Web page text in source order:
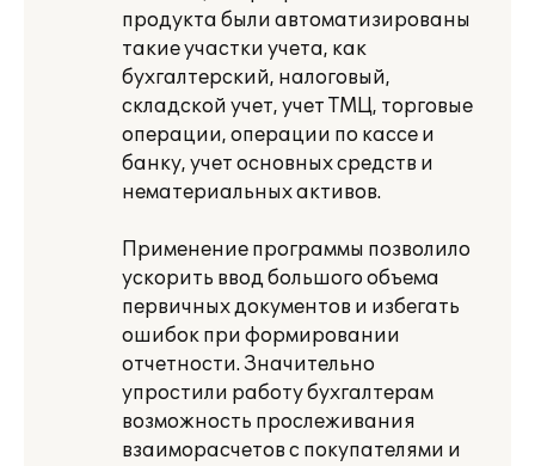
продукта были автоматизированы
такие участки учета, как
бухгалтерский, налоговый,
складской учет, учет ТМЦ, торговые
операции, операции по кассе и
банку, учет основных средств и
нематериальных активов.
Применение программы позволило
ускорить ввод большого объема
первичных документов и избегать
ошибок при формировании
отчетности. Значительно
упростили работу бухгалтерам
возможность прослеживания
взаиморасчетов с покупателями и